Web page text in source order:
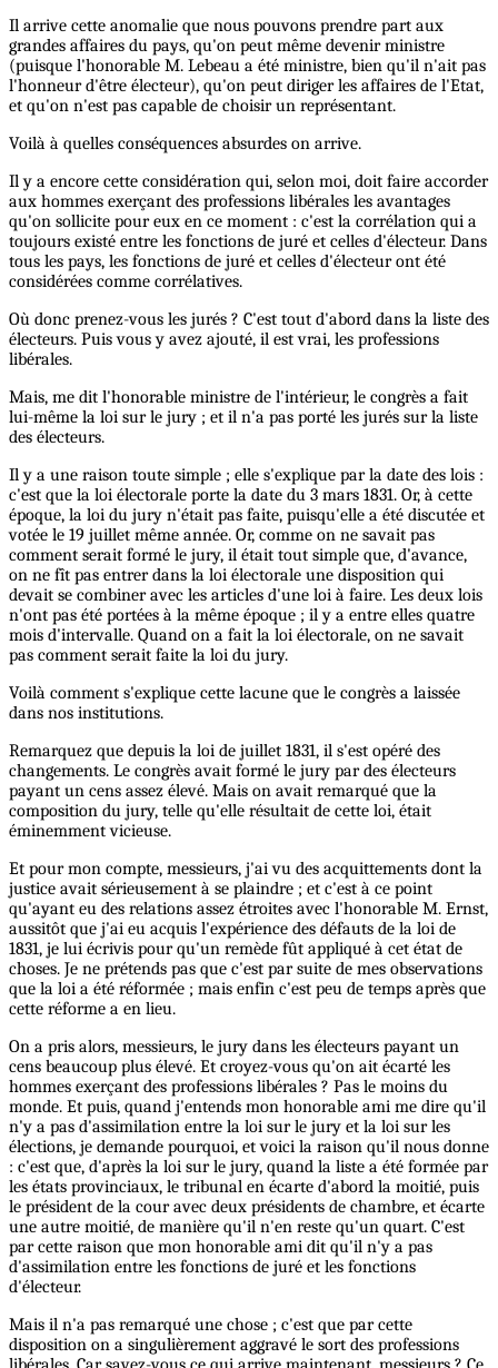
Il arrive cette anomalie que nous pouvons prendre part aux
grandes affaires du pays, qu'on peut même devenir ministre
(puisque l'honorable M. Lebeau a été ministre, bien qu'il n'ait pas
l'honneur d'être électeur), qu'on peut diriger les affaires de l'Etat,
et qu'on n'est pas capable de choisir un représentant.
Voilà à quelles conséquences absurdes on arrive.
Il y a encore cette considération qui, selon moi, doit faire accorder
aux hommes exerçant des professions libérales les avantages
qu'on sollicite pour eux en ce moment : c'est la corrélation qui a
toujours existé entre les fonctions de juré et celles d'électeur. Dans
tous les pays, les fonctions de juré et celles d'électeur ont été
considérées comme corrélatives.
Où donc prenez-vous les jurés ? C'est tout d'abord dans la liste des
électeurs. Puis vous y avez ajouté, il est vrai, les professions
libérales.
Mais, me dit l'honorable ministre de l'intérieur, le congrès a fait
lui-même la loi sur le jury ; et il n'a pas porté les jurés sur la liste
des électeurs.
Il y a une raison toute simple ; elle s'explique par la date des lois :
c'est que la loi électorale porte la date du 3 mars 1831. Or, à cette
époque, la loi du jury n'était pas faite, puisqu'elle a été discutée et
votée le 19 juillet même année. Or, comme on ne savait pas
comment serait formé le jury, il était tout simple que, d'avance,
on ne fît pas entrer dans la loi électorale une disposition qui
devait se combiner avec les articles d'une loi à faire. Les deux lois
n'ont pas été portées à la même époque ; il y a entre elles quatre
mois d'intervalle. Quand on a fait la loi électorale, on ne savait
pas comment serait faite la loi du jury.
Voilà comment s'explique cette lacune que le congrès a laissée
dans nos institutions.
Remarquez que depuis la loi de juillet 1831, il s'est opéré des
changements. Le congrès avait formé le jury par des électeurs
payant un cens assez élevé. Mais on avait remarqué que la
composition du jury, telle qu'elle résultait de cette loi, était
éminemment vicieuse.
Et pour mon compte, messieurs, j'ai vu des acquittements dont la
justice avait sérieusement à se plaindre ; et c'est à ce point
qu'ayant eu des relations assez étroites avec l'honorable M. Ernst,
aussitôt que j'ai eu acquis l'expérience des défauts de la loi de
1831, je lui écrivis pour qu'un remède fût appliqué à cet état de
choses. Je ne prétends pas que c'est par suite de mes observations
que la loi a été réformée ; mais enfin c'est peu de temps après que
cette réforme a en lieu.
On a pris alors, messieurs, le jury dans les électeurs payant un
cens beaucoup plus élevé. Et croyez-vous qu'on ait écarté les
hommes exerçant des professions libérales ? Pas le moins du
monde. Et puis, quand j'entends mon honorable ami me dire qu'il
n'y a pas d'assimilation entre la loi sur le jury et la loi sur les
élections, je demande pourquoi, et voici la raison qu'il nous donne
: c'est que, d'après la loi sur le jury, quand la liste a été formée par
les états provinciaux, le tribunal en écarte d'abord la moitié, puis
le président de la cour avec deux présidents de chambre, et écarte
une autre moitié, de manière qu'il n'en reste qu'un quart. C'est
par cette raison que mon honorable ami dit qu'il n'y a pas
d'assimilation entre les fonctions de juré et les fonctions
d'électeur.
Mais il n'a pas remarqué une chose ; c'est que par cette
disposition on a singulièrement aggravé le sort des professions